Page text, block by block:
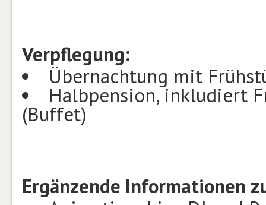
Verpflegung:
Übernachtung mit
Halbpension, inkludiert
(Buffet)
Ergänzende Informationen